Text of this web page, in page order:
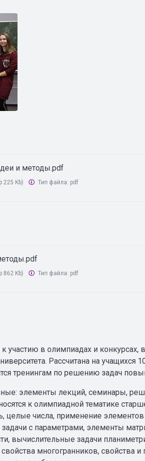
и методы.pdf
225 Kb) Тип файла: pdf
862 Kb) Тип файла: pdf
участию в олимпиадах и
Рассчитана на
тренингам по решению задач
элементы лекций, семинары,
к олимпиадной тематике
целые числа, применение
с параметрами, элементы
вычислительные задачи
многогранников,